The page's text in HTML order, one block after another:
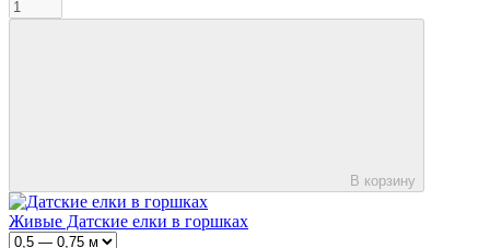
В корзину
Живые Датские елки в горшках